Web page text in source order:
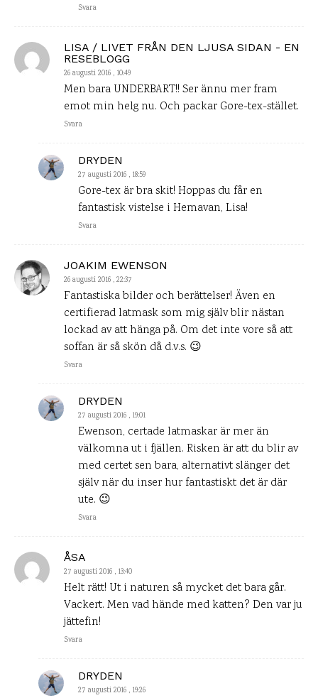
Svara
LISA / LIVET FRÅN DEN LJUSA SIDAN - EN
RESEBLOGG
26 augusti 2016 , 10:49
Men bara UNDERBART!! Ser ännu mer fram
emot min helg nu. Och packar Gore-tex-stället.
Svara
DRYDEN
27 augusti 2016 , 18:59
Gore-tex är bra skit! Hoppas du får en
fantastisk vistelse i Hemavan, Lisa!
Svara
JOAKIM EWENSON
26 augusti 2016 , 22:37
Fantastiska bilder och berättelser! Även en
certifierad latmask som mig själv blir nästan
lockad av att hänga på. Om det inte vore så att
soffan är så skön då d.v.s. 😉
Svara
DRYDEN
27 augusti 2016 , 19:01
Ewenson, certade latmaskar är mer än
välkomna ut i fjällen. Risken är att du blir av
med certet sen bara, alternativt slänger det
själv när du inser hur fantastiskt det är där
ute. 😉
Svara
ÅSA
27 augusti 2016 , 13:40
Helt rätt! Ut i naturen så mycket det bara går.
Vackert. Men vad hände med katten? Den var ju
jättefin!
Svara
DRYDEN
27 augusti 2016 , 19:26